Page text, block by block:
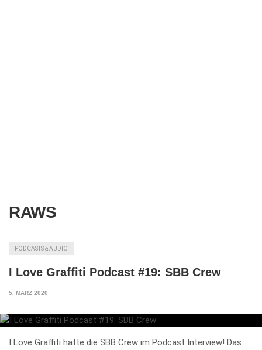
RAWS
PODCASTS & AUDIO
I Love Graffiti Podcast #19: SBB Crew
5. MÄRZ 2020
I Love Graffiti hatte die SBB Crew im Podcast Interview! Das